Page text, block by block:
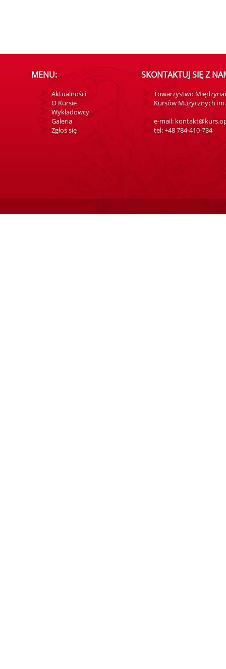
MENU:
Aktualności
O Kursie
Wykładowcy
Galeria
Zgłoś się
SKONTAKTUJ SIĘ Z
Towarzystwo
Kursów Muzycznych
e-mail:
tel: +48 784-410-734